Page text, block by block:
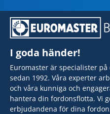
I goda händer!
Euromaster är specialister
sedan 1992. Våra experter
och våra kunniga och
hantera din fordonsflotta. Vi
erbjudandena för dina